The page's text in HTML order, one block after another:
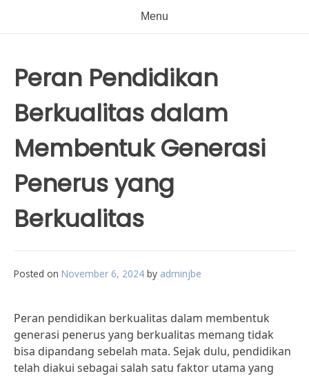
Menu
Peran Pendidikan
Berkualitas dalam
Membentuk Generasi
Penerus yang
Berkualitas
Posted on November 6, 2024 by adminjbe
Peran pendidikan berkualitas dalam membentuk
generasi penerus yang berkualitas memang tidak
bisa dipandang sebelah mata. Sejak dulu, pendidikan
telah diakui sebagai salah satu faktor utama yang